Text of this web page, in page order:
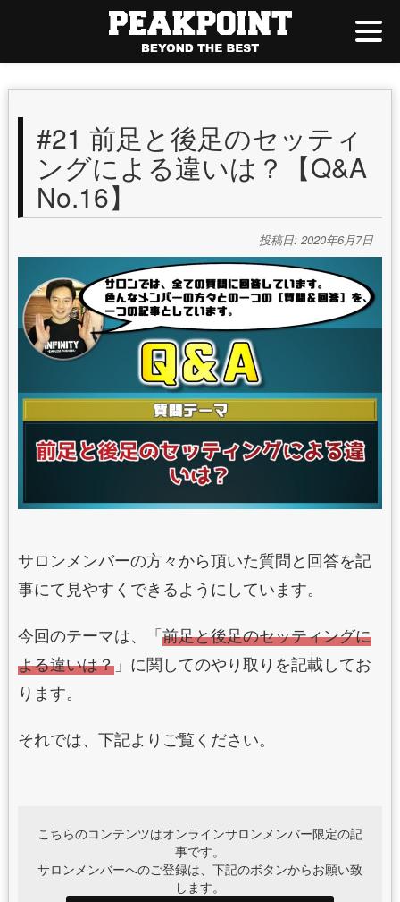
#21 前足と後足のセッティ
ングによる違いは？【Q&A
No.16】
投稿日: 2020年6月7日
サロンメンバーの方々から頂いた質問と回答を記
事にて見やすくできるようにしています。
今回のテーマは、「前足と後足のセッティングに
よる違いは？」に関してのやり取りを記載してお
ります。
それでは、下記よりご覧ください。
こちらのコンテンツはオンラインサロンメンバー限定の記
事です。
サロンメンバーへのご登録は、下記のボタンからお願い致
します。